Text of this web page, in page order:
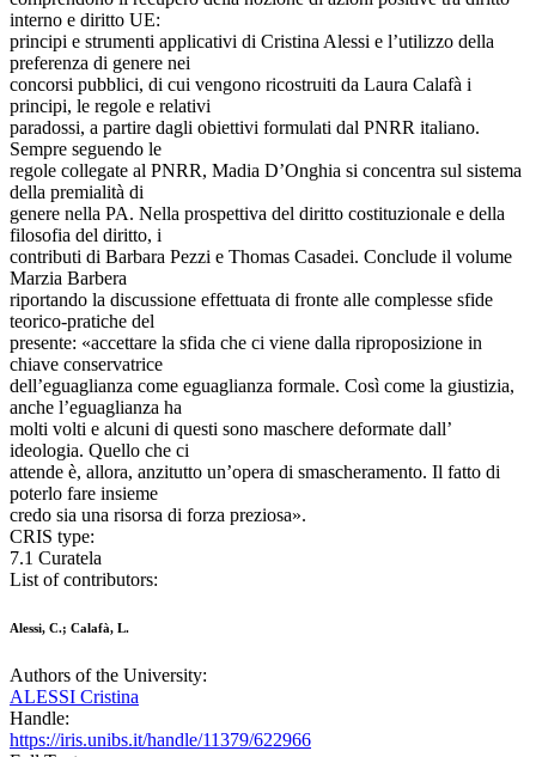
interno e diritto UE:
principi e strumenti applicativi di Cristina Alessi e l’utilizzo della
preferenza di genere nei
concorsi pubblici, di cui vengono ricostruiti da Laura Calafà i
principi, le regole e relativi
paradossi, a partire dagli obiettivi formulati dal PNRR italiano.
Sempre seguendo le
regole collegate al PNRR, Madia D’Onghia si concentra sul sistema
della premialità di
genere nella PA. Nella prospettiva del diritto costituzionale e della
filosofia del diritto, i
contributi di Barbara Pezzi e Thomas Casadei. Conclude il volume
Marzia Barbera
riportando la discussione effettuata di fronte alle complesse sfide
teorico-pratiche del
presente: «accettare la sfida che ci viene dalla riproposizione in
chiave conservatrice
dell’eguaglianza come eguaglianza formale. Così come la giustizia,
anche l’eguaglianza ha
molti volti e alcuni di questi sono maschere deformate dall’
ideologia. Quello che ci
attende è, allora, anzitutto un’opera di smascheramento. Il fatto di
poterlo fare insieme
credo sia una risorsa di forza preziosa».
CRIS type:
7.1 Curatela
List of contributors:
Alessi, C.; Calafà, L.
Authors of the University:
ALESSI Cristina
Handle:
https://iris.unibs.it/handle/11379/622966